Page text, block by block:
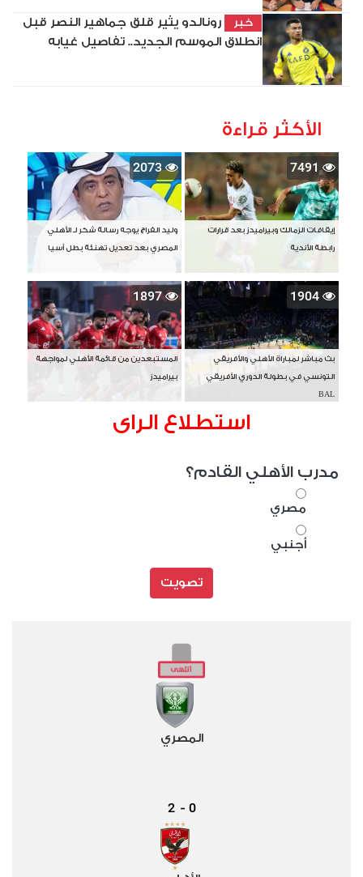
خبر
رونالدو يثير قلق جماهير النصر قبل
انطلاق الموسم الجديد.. تفاصيل غيابه
الأكثر قراءة
7491
إيقافات الزمالك وبيراميدز بعد قرارات
رابطة الأندية
2073
وليد الفراج يوجه رسالة شكر لـ الأهلي
المصري بعد تعديل تهنئة بطل آسيا
1904
بث مباشر لمباراة الأهلي والأفريقي
التونسي في بطولة الدوري الأفريقي
BAL
1897
المستبعدين من قائمة الأهلي لمواجهة
بيراميدز
استطلاع الراى
مدرب الأهلي القادم؟
مصري
أجنبي
تصويت
المصري
0
-
2